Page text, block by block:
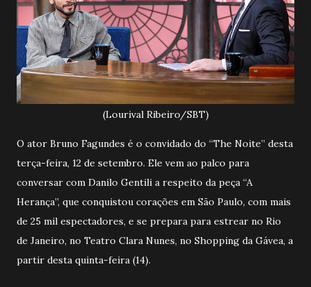
(Lourival Ribeiro/SBT)
O ator Bruno Fagundes é o convidado do “The Noite” desta
terça-feira, 12 de setembro. Ele vem ao palco para
conversar com Danilo Gentili a respeito da peça “A
Herança”, que conquistou corações em São Paulo, com mais
de 25 mil espectadores, e se prepara para estrear no Rio
de Janeiro, no Teatro Clara Nunes, no Shopping da Gávea, a
partir desta quinta-feira (14).